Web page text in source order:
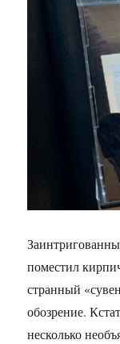
поместил
странный
обозрение.
несколько